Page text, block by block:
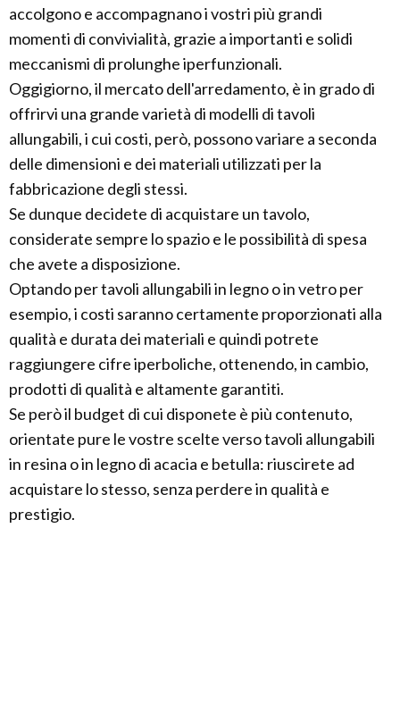
accolgono e accompagnano i vostri più grandi
momenti di convivialità, grazie a importanti e solidi
meccanismi di prolunghe iperfunzionali.
Oggigiorno, il mercato dell'arredamento, è in grado di
offrirvi una grande varietà di modelli di tavoli
allungabili, i cui costi, però, possono variare a seconda
delle dimensioni e dei materiali utilizzati per la
fabbricazione degli stessi.
Se dunque decidete di acquistare un tavolo,
considerate sempre lo spazio e le possibilità di spesa
che avete a disposizione.
Optando per tavoli allungabili in legno o in vetro per
esempio, i costi saranno certamente proporzionati alla
qualità e durata dei materiali e quindi potrete
raggiungere cifre iperboliche, ottenendo, in cambio,
prodotti di qualità e altamente garantiti.
Se però il budget di cui disponete è più contenuto,
orientate pure le vostre scelte verso tavoli allungabili
in resina o in legno di acacia e betulla: riuscirete ad
acquistare lo stesso, senza perdere in qualità e
prestigio.